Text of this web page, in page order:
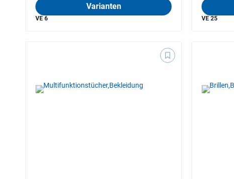
Varianten
VE 6 VE 25